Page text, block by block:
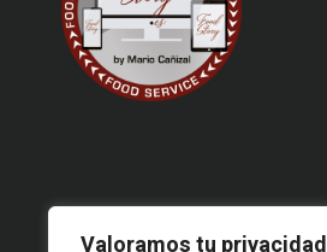
Valoramos tu privacidad